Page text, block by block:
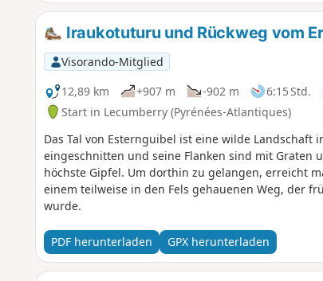
Iraukotuturu und Rückweg vom
Visorando-Mitglied
12,89 km
+907 m -902 m 6:15 Std.
Start in Lecumberry (Pyrénées-Atlantiques)
Das Tal von Esternguibel ist eine wilde Landschaft
eingeschnitten und seine Flanken sind mit
höchste Gipfel. Um dorthin zu gelangen, erreicht
einem teilweise in den Fels gehauenen Weg, der
wurde.
PDF herunterladen GPX herunterladen